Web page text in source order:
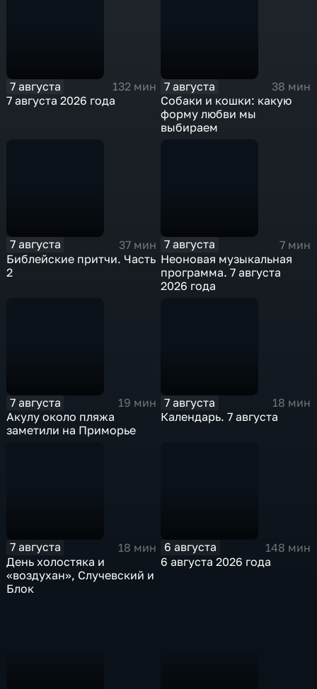
7 августа
132 мин
7 августа 2026 года
7 августа
38 мин
Собаки и кошки: какую
форму любви мы
выбираем
7 августа
37 мин
Библейские притчи. Часть
2
7 августа
7 мин
Неоновая музыкальная
программа. 7 августа
2026 года
7 августа
19 мин
Акулу около пляжа
заметили на Приморье
7 августа
18 мин
Календарь. 7 августа
7 августа
18 мин
День холостяка и
«воздухан», Случевский и
Блок
6 августа
148 мин
6 августа 2026 года